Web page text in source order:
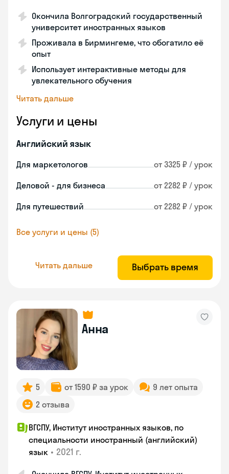
Окончила Волгоградский государственный
университет иностранных языков
Проживала в Бирмингеме, что обогатило её
опыт
Использует интерактивные методы для
увлекательного обучения
Читать дальше
Услуги и цены
Английский язык
Для маркетологов от 3325 ₽ / урок
Деловой - для бизнеса от 2282 ₽ / урок
Для путешествий от 2282 ₽ / урок
Все услуги и цены (5)
Читать дальше Выбрать время
Анна
5 от 1590 ₽ за урок
9 лет опыта
2 отзыва
ВГСПУ, Институт иностранных языков, по
специальности иностранный (английский)
язык • 2021 г.